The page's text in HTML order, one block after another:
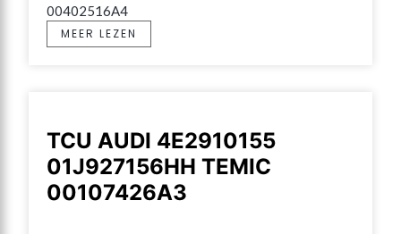
00402516A4
MEER LEZEN
TCU AUDI 4E2910155
01J927156HH TEMIC
00107426A3